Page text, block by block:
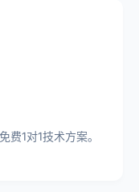
1对1技术方案。